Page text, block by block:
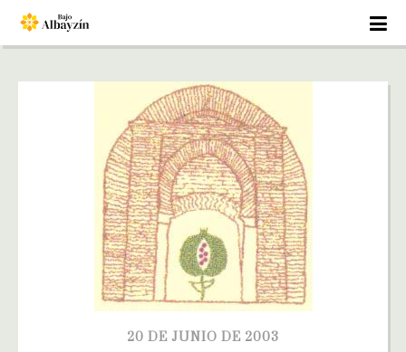
20 DE JUNIO DE 2003